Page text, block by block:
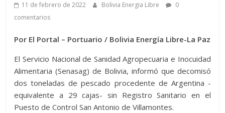
11 de febrero de 2022 Bolivia Energia Libre
0
comentarios
Por El Portal – Portuario / Bolivia Energía Libre-La Paz
El Servicio Nacional de Sanidad Agropecuaria e Inocuidad
Alimentaria (Senasag) de Bolivia, informó que decomisó
dos toneladas de pescado procedente de Argentina -
equivalente a 29 cajas- sin Registro Sanitario en el
Puesto de Control San Antonio de Villamontes.